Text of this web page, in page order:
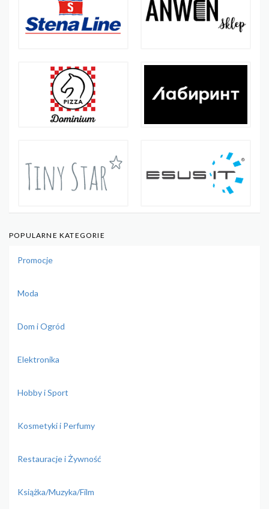
POPULARNE KATEGORIE
Promocje
Moda
Dom i Ogród
Elektronika
Hobby i Sport
Kosmetyki i Perfumy
Restauracje i Żywność
Książka/Muzyka/Film